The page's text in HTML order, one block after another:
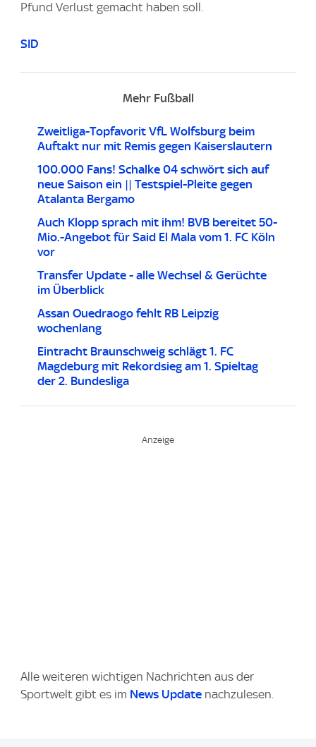
Pfund Verlust gemacht haben soll.
SID
Mehr Fußball
Zweitliga-Topfavorit VfL Wolfsburg beim
Auftakt nur mit Remis gegen Kaiserslautern
100.000 Fans! Schalke 04 schwört sich auf
neue Saison ein || Testspiel-Pleite gegen
Atalanta Bergamo
Auch Klopp sprach mit ihm! BVB bereitet 50-
Mio.-Angebot für Said El Mala vom 1. FC Köln
vor
Transfer Update - alle Wechsel & Gerüchte
im Überblick
Assan Ouedraogo fehlt RB Leipzig
wochenlang
Eintracht Braunschweig schlägt 1. FC
Magdeburg mit Rekordsieg am 1. Spieltag
der 2. Bundesliga
Alle weiteren wichtigen Nachrichten aus der
Sportwelt gibt es im News Update nachzulesen.